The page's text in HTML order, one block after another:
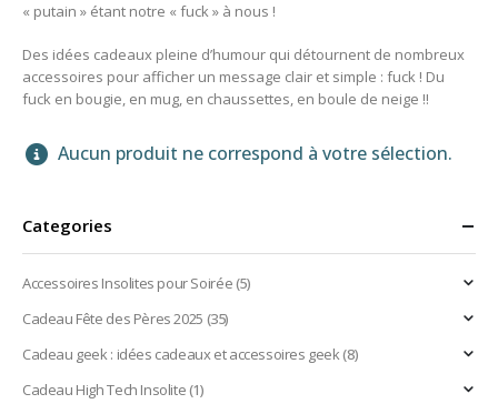
« putain » étant notre « fuck » à nous !
Des idées cadeaux pleine d’humour qui détournent de nombreux
accessoires pour afficher un message clair et simple : fuck ! Du
fuck en bougie, en mug, en chaussettes, en boule de neige !!
Aucun produit ne correspond à votre sélection.
Categories
Accessoires Insolites pour Soirée(5)
Cadeau Fête des Pères 2025 (35)
Cadeau geek : idées cadeaux et accessoires geek(8)
Cadeau High Tech Insolite(1)